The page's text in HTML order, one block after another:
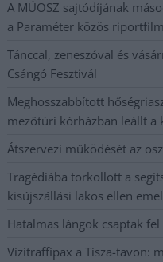
A MÚOSZ sajtódíjának
a Paraméter közös
Tánccal, zeneszóval és
Csángó Fesztivál
Meghosszabbított
mezőtúri kórházban leállt a
Átszervezi működését az
Tragédiába torkollott a
kisújszállási lakos ellen
Hatalmas lángok csaptak
Vízitraffipax a Tisza-tavon: